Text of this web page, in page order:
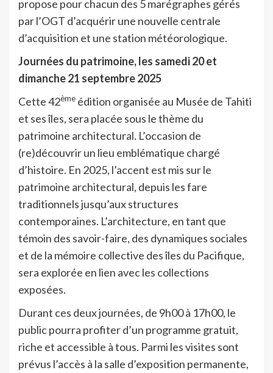
propose pour chacun des 5 marégraphes gérés
par l’OGT d’acquérir une nouvelle centrale
d’acquisition et une station météorologique.
Journées du patrimoine, les samedi 20 et
dimanche 21 septembre 2025
Cette 42ème édition organisée au Musée de Tahiti
et ses îles, sera placée sous le thème du
patrimoine architectural. L’occasion de
(re)découvrir un lieu emblématique chargé
d’histoire. En 2025, l’accent est mis sur le
patrimoine architectural, depuis les fare
traditionnels jusqu’aux structures
contemporaines. L’architecture, en tant que
témoin des savoir-faire, des dynamiques sociales
et de la mémoire collective des îles du Pacifique,
sera explorée en lien avec les collections
exposées.
Durant ces deux journées, de 9h00 à 17h00, le
public pourra profiter d’un programme gratuit,
riche et accessible à tous. Parmi les visites sont
prévus l’accès à la salle d’exposition permanente,